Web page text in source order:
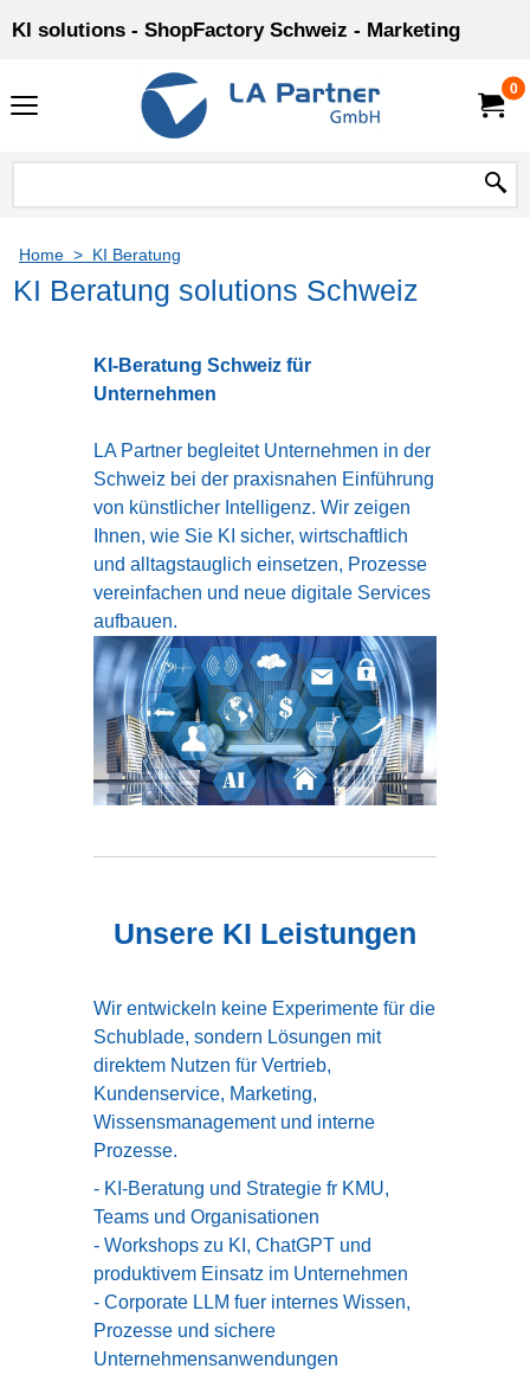
KI solutions - ShopFactory Schweiz - Marketing
0
Home > KI Beratung
KI Beratung solutions Schweiz
KI-Beratung Schweiz für
Unternehmen
LA Partner begleitet Unternehmen in der
Schweiz bei der praxisnahen Einführung
von künstlicher Intelligenz. Wir zeigen
Ihnen, wie Sie KI sicher, wirtschaftlich
und alltagstauglich einsetzen, Prozesse
vereinfachen und neue digitale Services
aufbauen.
Unsere KI Leistungen
Wir entwickeln keine Experimente für die
Schublade, sondern Lösungen mit
direktem Nutzen für Vertrieb,
Kundenservice, Marketing,
Wissensmanagement und interne
Prozesse.
- KI-Beratung und Strategie fr KMU,
Teams und Organisationen
- Workshops zu KI, ChatGPT und
produktivem Einsatz im Unternehmen
- Corporate LLM fuer internes Wissen,
Prozesse und sichere
Unternehmensanwendungen